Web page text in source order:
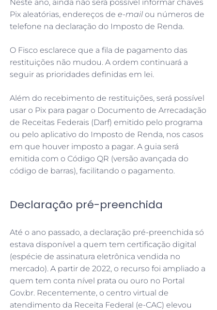
Neste ano, ainda não será possível informar chaves
Pix aleatórias, endereços de e-mail ou números de
telefone na declaração do Imposto de Renda.
O Fisco esclarece que a fila de pagamento das
restituições não mudou. A ordem continuará a
seguir as prioridades definidas em lei.
Além do recebimento de restituições, será possível
usar o Pix para pagar o Documento de Arrecadação
de Receitas Federais (Darf) emitido pelo programa
ou pelo aplicativo do Imposto de Renda, nos casos
em que houver imposto a pagar. A guia será
emitida com o Código QR (versão avançada do
código de barras), facilitando o pagamento.
Declaração pré-preenchida
Até o ano passado, a declaração pré-preenchida só
estava disponível a quem tem certificação digital
(espécie de assinatura eletrônica vendida no
mercado). A partir de 2022, o recurso foi ampliado a
quem tem conta nível prata ou ouro no Portal
Gov.br. Recentemente, o centro virtual de
atendimento da Receita Federal (e-CAC) elevou